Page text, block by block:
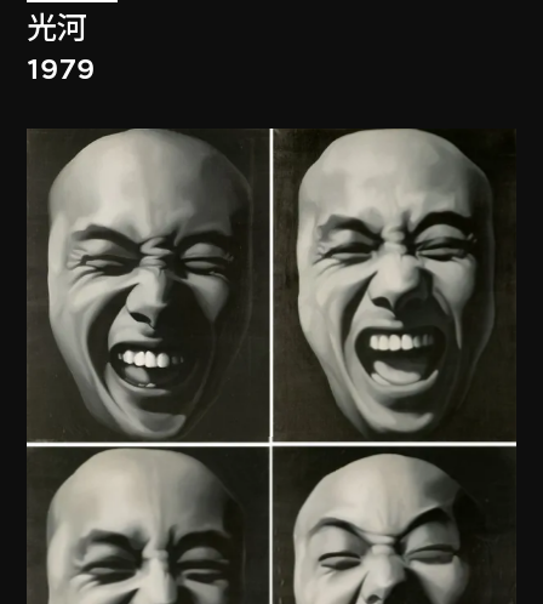
光河
1979